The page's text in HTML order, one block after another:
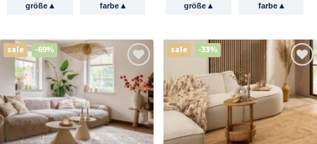
größe▴ farbe ▴ größe▴ farbe ▴
sale -69% sale -33%